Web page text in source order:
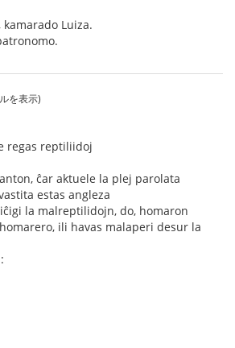
Luiza.
を表示)
regas reptiliidoj
ĉar aktuele la plej parolata
estas angleza
la malreptilidojn, do, homaron
ili havas malaperi desur la